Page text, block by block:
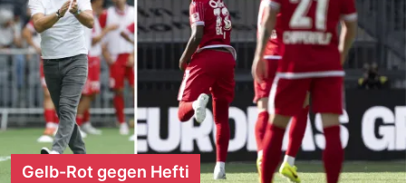
Gelb-Rot gegen Hefti